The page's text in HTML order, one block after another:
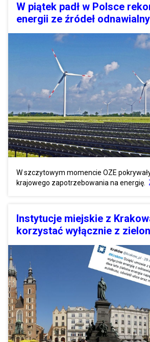
W piątek padł w Polsce
energii ze źródeł
W szczytowym momencie OZE
krajowego zapotrzebowania na energię.
Instytucje miejskie z
korzystać wyłącznie z